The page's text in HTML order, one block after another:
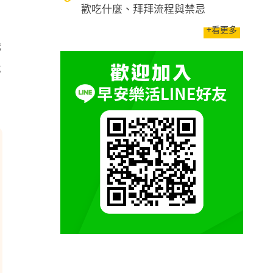
歡吃什麼、拜拜流程與禁忌
+看更多